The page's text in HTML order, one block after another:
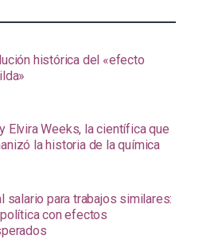
histórica del «efecto
Elvira Weeks, la científica que
la historia de la química
salario para trabajos similares:
con efectos